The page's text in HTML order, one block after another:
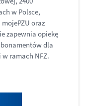
w Polsce,
oraz
zapewnia opiekę
dla
ramach NFZ.